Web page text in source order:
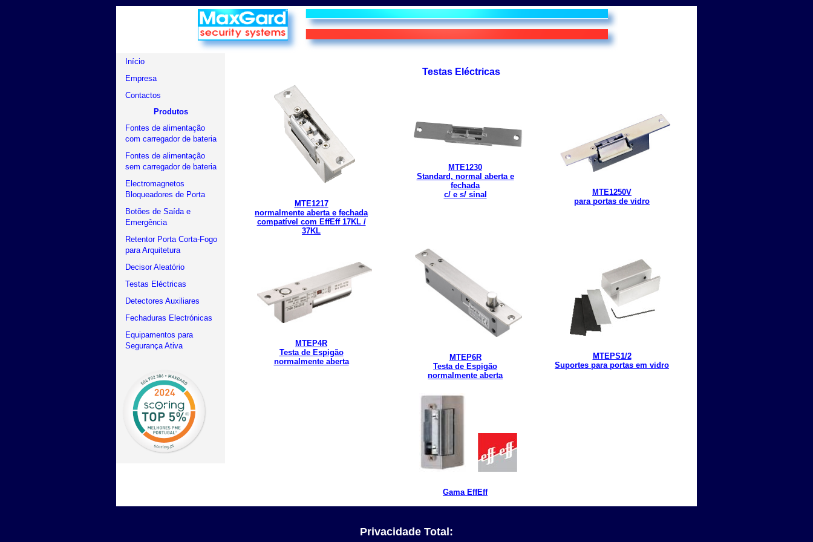
Início
Empresa
Contactos
Produtos
Fontes de alimentação
com carregador de bateria
Fontes de alimentação
sem carregador de bateria
Electromagnetos
Bloqueadores de Porta
Botões de Saída e
Emergência
Retentor Porta Corta-Fogo
para Arquitetura
Decisor Aleatório
Testas Eléctricas
Detectores Auxiliares
Fechaduras Electrónicas
Equipamentos para
Segurança Ativa
Testas Eléctricas
MTE1217
normalmente aberta e fechada
compatível com EffEff 17KL /
37KL
MTE1230
Standard, normal aberta e
fechada
c/ e s/ sinal
MTE1250V
para portas de vidro
MTEP4R
Testa de Espigão
normalmente aberta
MTEP6R
Testa de Espigão
normalmente aberta
MTEPS1/2
Suportes para portas em vidro
Gama EffEff
Privacidade Total: